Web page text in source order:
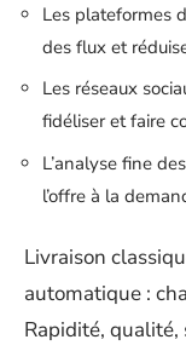
Les plateformes
des flux et
Les réseaux
fidéliser et faire
L’analyse fine
l’offre à la
Livraison
automatique :
Rapidité,